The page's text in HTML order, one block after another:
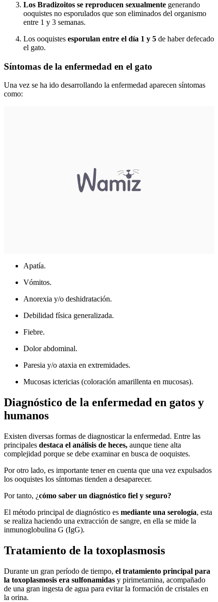
Los Bradizoitos se reproducen sexualmente generando
ooquistes no esporulados que son eliminados del organismo
entre 1 y 3 semanas.
Los ooquistes esporulan entre el día 1 y 5 de haber defecado
el gato.
Síntomas de la enfermedad en el gato
Una vez se ha ido desarrollando la enfermedad aparecen síntomas
como:
Apatía.
Vómitos.
Anorexia y/o deshidratación.
Debilidad física generalizada.
Fiebre.
Dolor abdominal.
Paresia y/o ataxia en extremidades.
Mucosas ictericias (coloración amarillenta en mucosas).
Diagnóstico de la enfermedad en gatos y
humanos
Existen diversas formas de diagnosticar la enfermedad. Entre las
principales destaca el análisis de heces, aunque tiene alta
complejidad porque se debe examinar en busca de ooquistes.
Por otro lado, es importante tener en cuenta que una vez expulsados
los ooquistes los síntomas tienden a desaparecer.
Por tanto, ¿cómo saber un diagnóstico fiel y seguro?
El método principal de diagnóstico es mediante una serología, esta
se realiza haciendo una extracción de sangre, en ella se mide la
inmunoglobulina G (IgG).
Tratamiento de la toxoplasmosis
Durante un gran período de tiempo, el tratamiento principal para
la toxoplasmosis era sulfonamidas y pirimetamina, acompañado
de una gran ingesta de agua para evitar la formación de cristales en
la orina.